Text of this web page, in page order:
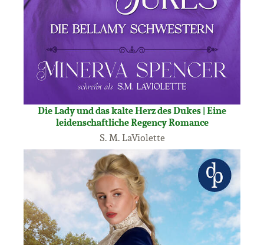
Die Lady und das kalte Herz des Dukes | Eine
leidenschaftliche Regency Romance
S. M. LaViolette